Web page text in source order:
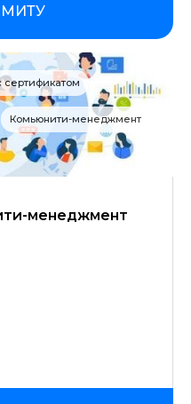
МИТУ
сертификатом
Комьюнити-менеджмент
менеджмент